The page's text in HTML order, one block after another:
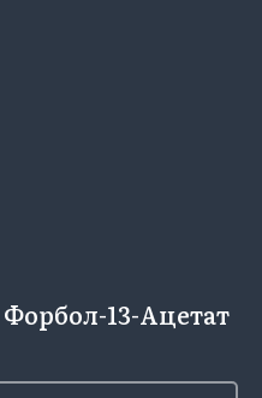
13-Ацетат